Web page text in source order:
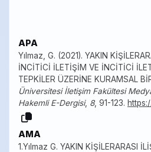
APA
Yılmaz, G. (2021). YAKIN
İNCİTİCİ İLETİŞİM VE İNCİTİCİ
TEPKİLER ÜZERİNE KURAMSAL
Üniversitesi İletişim Fakültesi
Hakemli E-Dergisi, 8, 91-123.
AMA
1.Yılmaz G. YAKIN KİŞİLERARASI